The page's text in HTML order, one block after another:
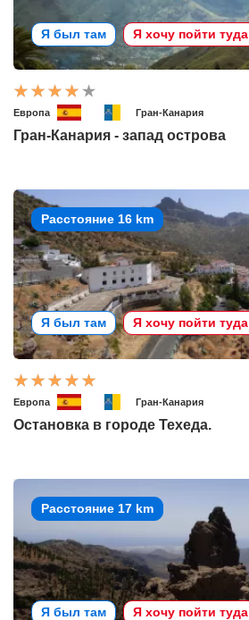
Я был там Я хочу пойти туда
Европа Гран-Канария
Гран-Канария - запад острова
Расстояние 16 km
Я был там Я хочу пойти туда
Европа Гран-Канария
Остановка в городе Техеда.
Расстояние 17 km
Я был там Я хочу пойти туда